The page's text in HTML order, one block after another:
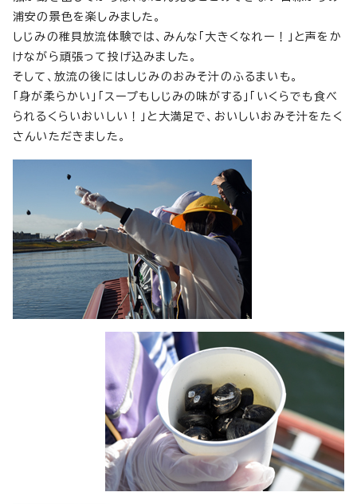
浦安の景色を楽しみました。
しじみの稚貝放流体験では、みんな「大きくなれー！」と声をか
けながら頑張って投げ込みました。
そして、放流の後にはしじみのおみそ汁のふるまいも。
「身が柔らかい」「スープもしじみの味がする」「いくらでも食べ
られるくらいおいしい！」と大満足で、おいしいおみそ汁をたく
さんいただきました。